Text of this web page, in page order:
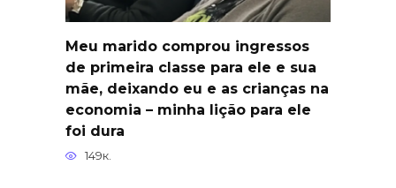
Meu marido comprou ingressos
de primeira classe para ele e sua
mãe, deixando eu e as crianças na
economia – minha lição para ele
foi dura
149к.